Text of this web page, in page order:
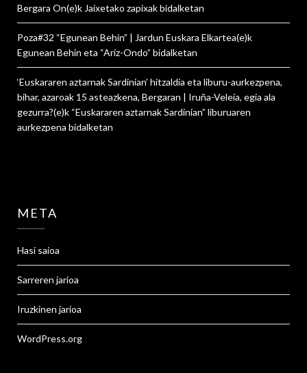
Bergara On(e)k Jaixetako zapixakbidalketan
Poza#32 “Egunean Behin” | Jardun Euskara Elkartea(e)k
Egunean Behin eta “Ariz-Ondo” bidalketan
‘Euskararen aztarnak Sardinian’ hitzaldia eta liburu-aurkezpena,
bihar, azaroak 15 asteazkena, Bergaran | Iruña-Veleia, egia ala
gezurra?(e)k “Euskararen aztarnak Sardinian” liburuaren
aurkezpena bidalketan
META
Hasi saioa
Sarreren jarioa
Iruzkinen jarioa
WordPress.org